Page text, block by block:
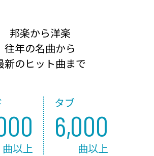
邦楽から洋楽
往年の名曲から
新のヒット曲まで
曲以上
タブ
6,000
曲以上